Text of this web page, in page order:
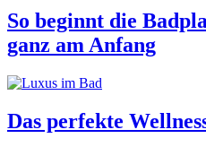
So beginnt die
ganz am Anfang
Das perfekte